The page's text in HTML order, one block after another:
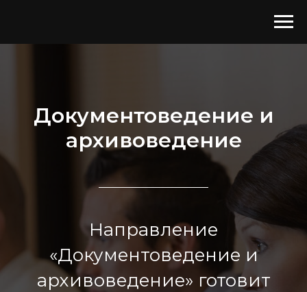
Документоведение и
архивоведение
Направление
«Документоведение и
архивоведение» готовит